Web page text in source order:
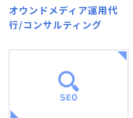
オウンドメディア運用代
行/コンサルティング